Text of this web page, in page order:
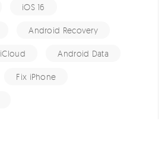
iOS 16
Android Recovery
iCloud Android Data
Fix iPhone